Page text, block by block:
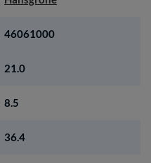
46061000
21.0
8.5
36.4